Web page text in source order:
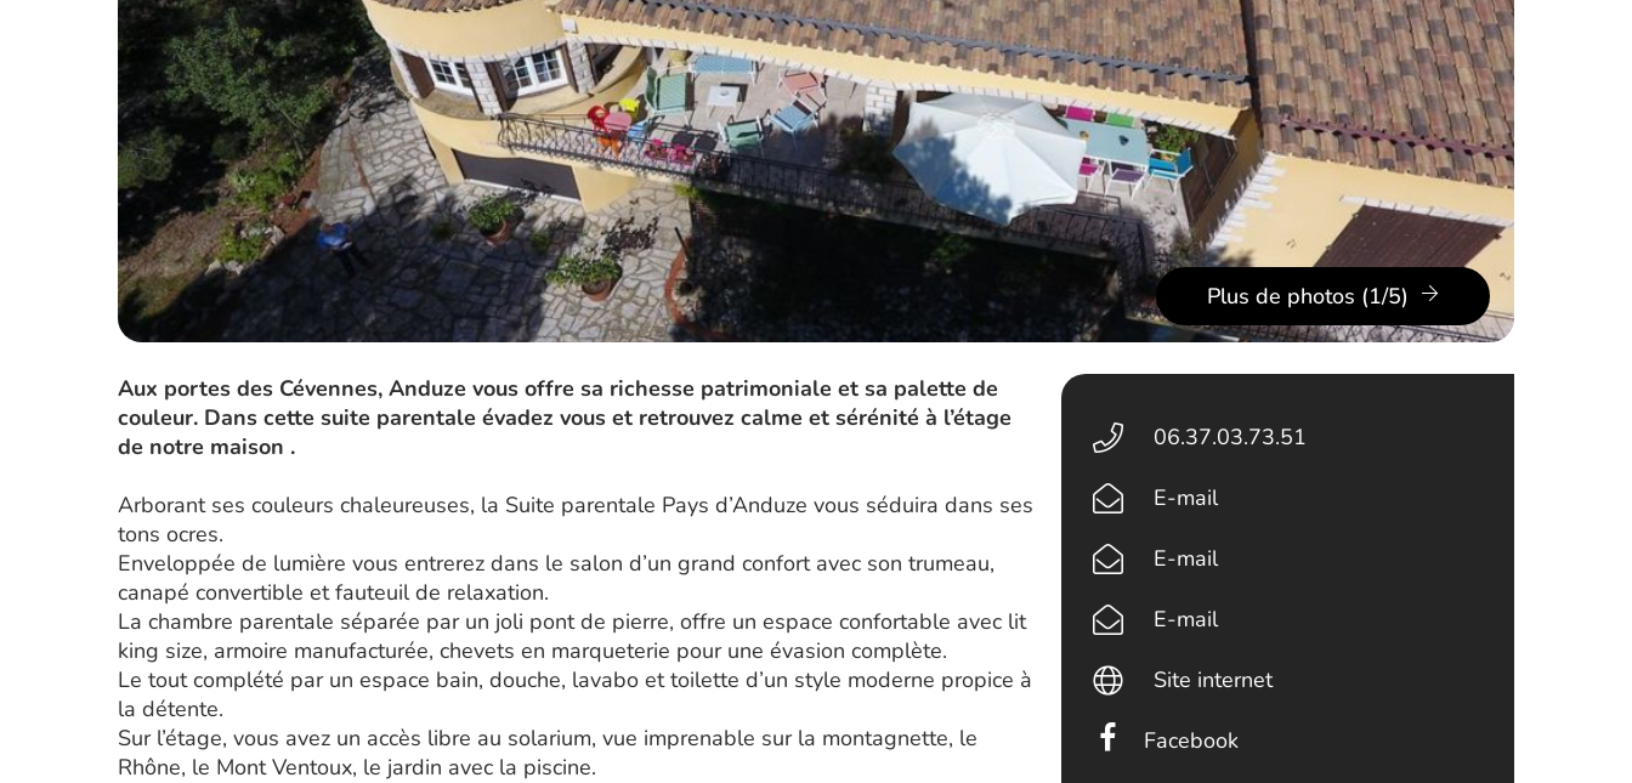
Plus de photos (1/5)
Aux portes des Cévennes, Anduze vous offre sa richesse patrimoniale et sa palette de
couleur. Dans cette suite parentale évadez vous et retrouvez calme et sérénité à l’étage
de notre maison .
Arborant ses couleurs chaleureuses, la Suite parentale Pays d’Anduze vous séduira dans ses
tons ocres.
Enveloppée de lumière vous entrerez dans le salon d’un grand confort avec son trumeau,
canapé convertible et fauteuil de relaxation.
La chambre parentale séparée par un joli pont de pierre, offre un espace confortable avec lit
king size, armoire manufacturée, chevets en marqueterie pour une évasion complète.
Le tout complété par un espace bain, douche, lavabo et toilette d’un style moderne propice à
la détente.
Sur l’étage, vous avez un accès libre au solarium, vue imprenable sur la montagnette, le
Rhône, le Mont Ventoux, le jardin avec la piscine.
06.37.03.73.51
E-mail
E-mail
E-mail
Site internet
Facebook